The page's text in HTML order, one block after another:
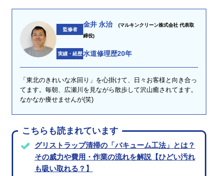
監修者
金井 永治
(マルキンクリーン株式会社 代表取
締役)
実績・経歴 水道修理歴20年
「東北のきれいな水回り」を心掛けて、日々お客様と向き合っ
てます。毎朝、広瀬川を見ながら散歩して沢山癒されてます。
なかなか痩せませんが(笑)
こちらも読まれています
グリストラップ清掃の「バキューム工法」とは？
その威力や費用・作業の流れを解説【ひどい汚れ
も吸い取れる？】